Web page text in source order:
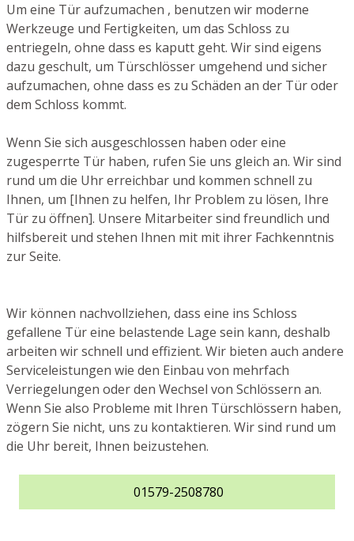
Um eine Tür aufzumachen , benutzen wir moderne
Werkzeuge und Fertigkeiten, um das Schloss zu
entriegeln, ohne dass es kaputt geht. Wir sind eigens
dazu geschult, um Türschlösser umgehend und sicher
aufzumachen, ohne dass es zu Schäden an der Tür oder
dem Schloss kommt.
Wenn Sie sich ausgeschlossen haben oder eine
zugesperrte Tür haben, rufen Sie uns gleich an. Wir sind
rund um die Uhr erreichbar und kommen schnell zu
Ihnen, um [Ihnen zu helfen, Ihr Problem zu lösen, Ihre
Tür zu öffnen]. Unsere Mitarbeiter sind freundlich und
hilfsbereit und stehen Ihnen mit mit ihrer Fachkenntnis
zur Seite.
Wir können nachvollziehen, dass eine ins Schloss
gefallene Tür eine belastende Lage sein kann, deshalb
arbeiten wir schnell und effizient. Wir bieten auch andere
Serviceleistungen wie den Einbau von mehrfach
Verriegelungen oder den Wechsel von Schlössern an.
Wenn Sie also Probleme mit Ihren Türschlössern haben,
zögern Sie nicht, uns zu kontaktieren. Wir sind rund um
die Uhr bereit, Ihnen beizustehen.
01579-2508780